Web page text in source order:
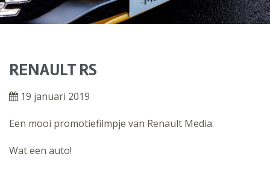
RENAULT RS
19 januari 2019
Een mooi promotiefilmpje van Renault Media.
Wat een auto!